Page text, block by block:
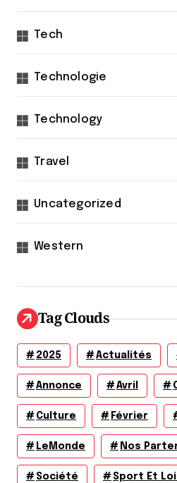
Tech
Technologie
Technology
Travel
Uncategorized
Western
Tag Clouds
2025 Actualités
Annonce Avril
Culture Février
LeMonde Nos
Société Sport Et